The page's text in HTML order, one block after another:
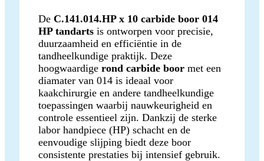
De C.141.014.HP x 10 carbide boor 014
HP tandarts is ontworpen voor precisie,
duurzaamheid en efficiëntie in de
tandheelkundige praktijk. Deze
hoogwaardige rond carbide boor met een
diamater van 014 is ideaal voor
kaakchirurgie en andere tandheelkundige
toepassingen waarbij nauwkeurigheid en
controle essentieel zijn. Dankzij de sterke
labor handpiece (HP) schacht en de
eenvoudige slijping biedt deze boor
consistente prestaties bij intensief gebruik.